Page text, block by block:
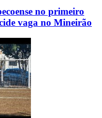
no primeiro
vaga no Mineirão